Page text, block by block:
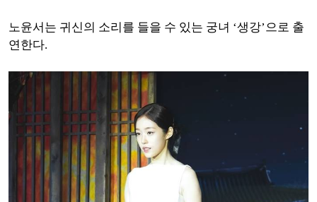
노윤서는 귀신의 소리를 들을 수 있는 궁녀 ‘생강’으로 출
연한다.